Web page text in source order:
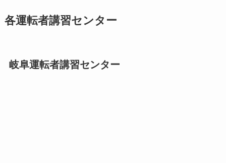
各運転者講習センター
岐阜運転者講習センター